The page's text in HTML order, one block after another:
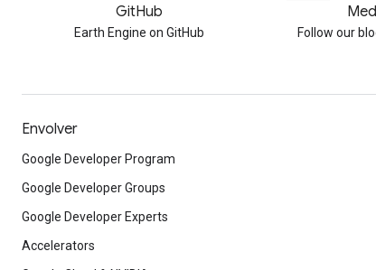
GitHub
Earth Engine on GitHub Follow our
Envolver
Google Developer Program
Google Developer Groups
Google Developer Experts
Accelerators